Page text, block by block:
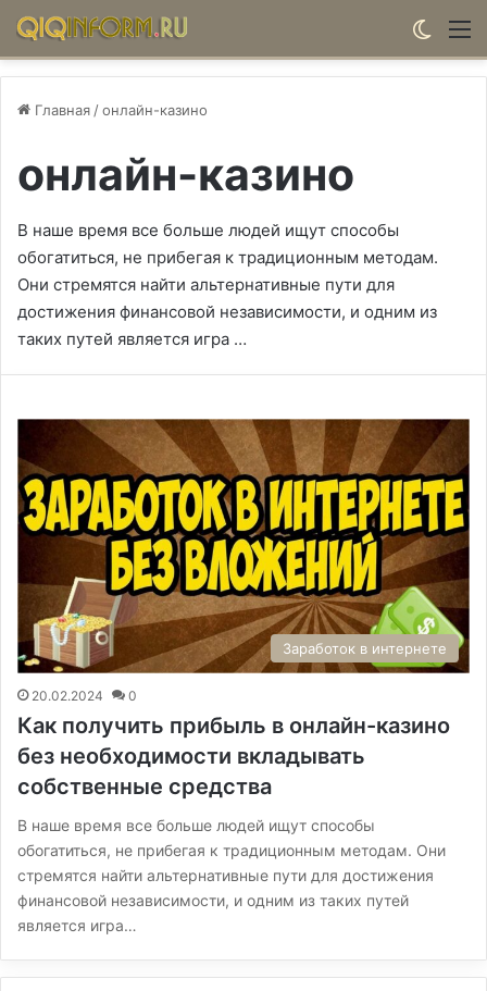
Главная /онлайн-казино
онлайн-казино
В наше время все больше людей ищут способы
обогатиться, не прибегая к традиционным методам.
Они стремятся найти альтернативные пути для
достижения финансовой независимости, и одним из
таких путей является игра …
Заработок в интернете
20.02.2024 0
Как получить прибыль в онлайн-казино
без необходимости вкладывать
собственные средства
В наше время все больше людей ищут способы
обогатиться, не прибегая к традиционным методам. Они
стремятся найти альтернативные пути для достижения
финансовой независимости, и одним из таких путей
является игра…